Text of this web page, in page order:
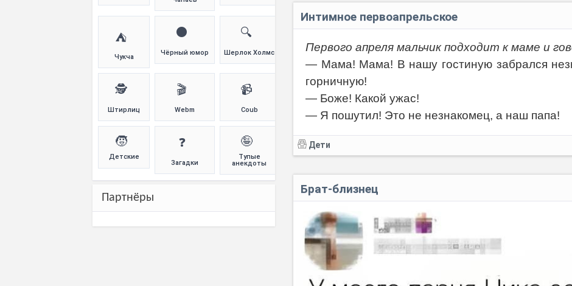
Интимное первоапрельское
Первого апреля мальчик подходит к маме и
— Мама! Мама! В нашу гостиную забрался
горничную!
— Боже! Какой ужас!
— Я пошутил! Это не незнакомец, а наш папа!
Дети
Брат-близнец
⛺
Чукча
⚫
Чёрный юмор
🔍
Шерлок Холмс
🕵️
Штирлиц
🎬
Webm
📹
Coub
🧒
Детские
❓
Загадки
🤪
Тупые
анекдоты
Партнёры